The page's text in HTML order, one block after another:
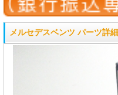
メルセデスベンツ パーツ詳細